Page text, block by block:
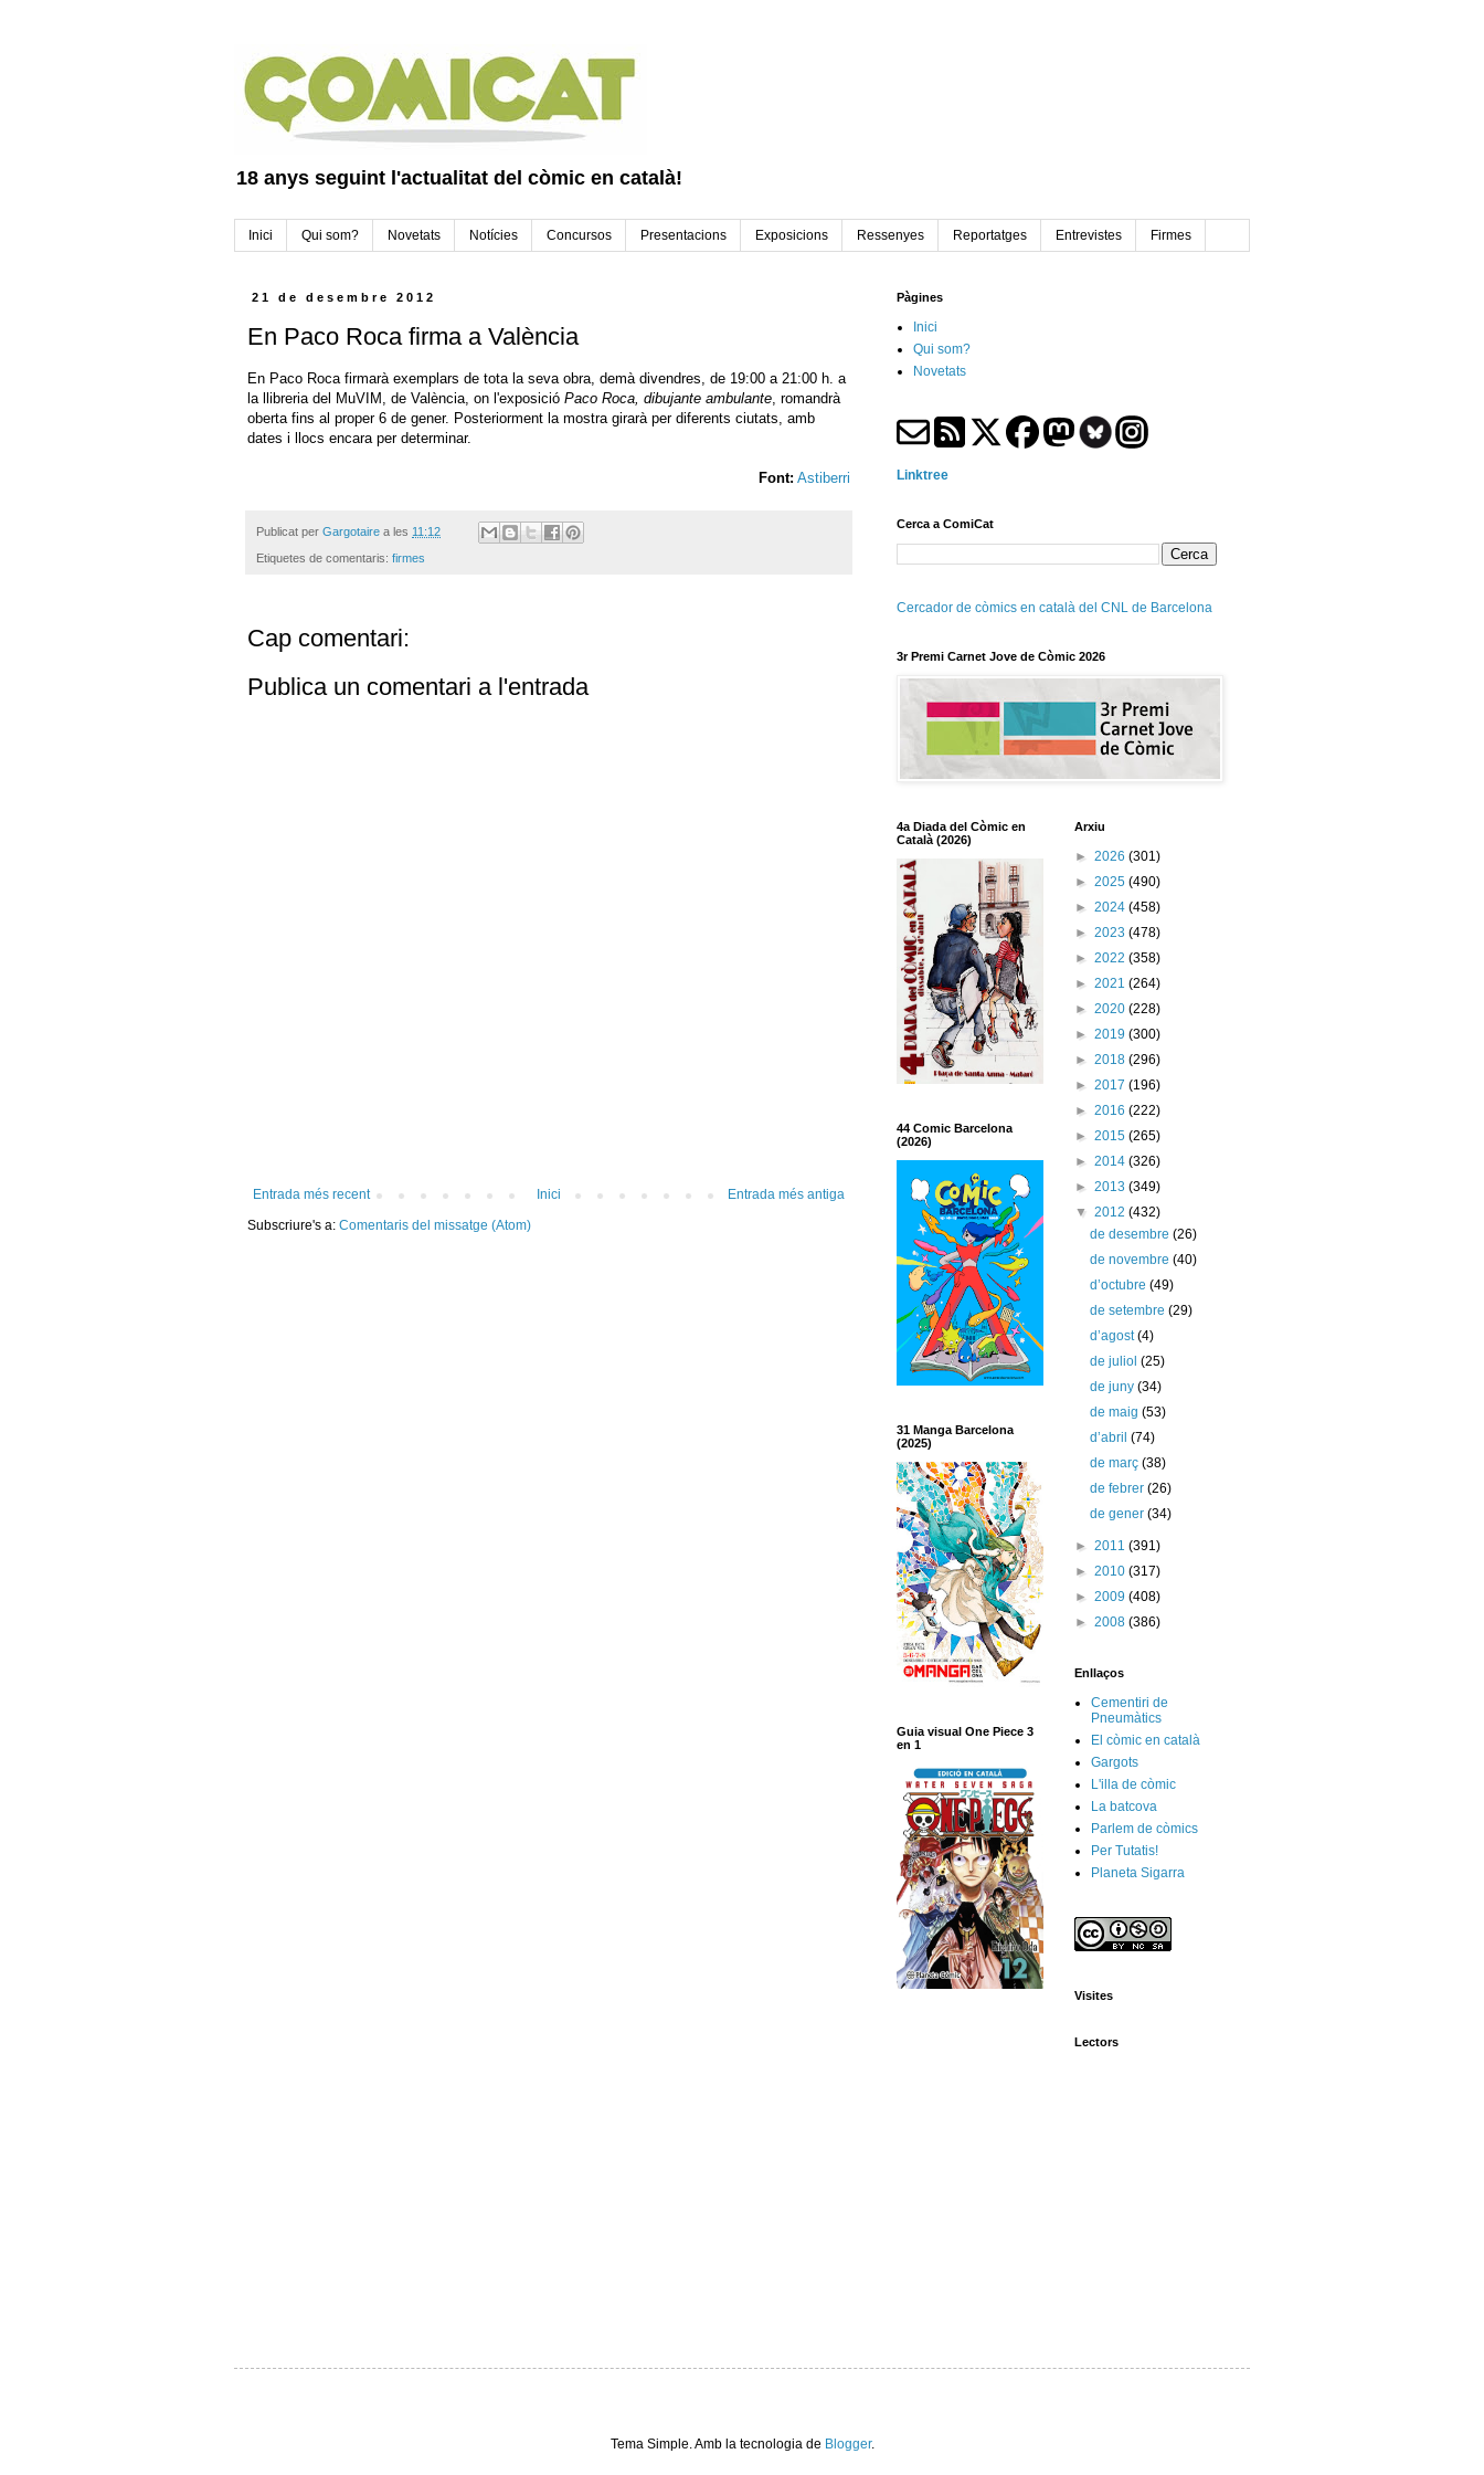
18 anys seguint l'actualitat del còmic en català!
Inici Qui som? Novetats Notícies Concursos Presentacions Exposicions Ressenyes Reportatges Entrevistes Firmes
21 de desembre 2012
En Paco Roca firma a València
En Paco Roca firmarà exemplars de tota la seva obra, demà divendres, de 19:00 a 21:00 h. a
la llibreria del MuVIM, de València, on l'exposició Paco Roca, dibujante ambulante, romandrà
oberta fins al proper 6 de gener. Posteriorment la mostra girarà per diferents ciutats, amb
dates i llocs encara per determinar.
Font: Astiberri
Publicat per Gargotaire a les 11:12
Etiquetes de comentaris: firmes
Cap comentari:
Publica un comentari a l'entrada
Entrada més recent Entrada més antiga
Inici
Subscriure's a: Comentaris del missatge (Atom)
Pàgines
Inici
Qui som?
Novetats
Linktree
Cerca a ComiCat
Cercador de còmics en català del CNL de Barcelona
3r Premi Carnet Jove de Còmic 2026
4a Diada del Còmic en
Català (2026)
44 Comic Barcelona
(2026)
31 Manga Barcelona
(2025)
Guia visual One Piece 3
en 1
Arxiu
► 2026 (301)
► 2025 (490)
► 2024 (458)
► 2023 (478)
► 2022 (358)
► 2021 (264)
► 2020 (228)
► 2019 (300)
► 2018 (296)
► 2017 (196)
► 2016 (222)
► 2015 (265)
► 2014 (326)
► 2013 (349)
▼ 2012 (432)
de desembre(26)
de novembre(40)
d’octubre(49)
de setembre(29)
d’agost(4)
de juliol(25)
de juny(34)
de maig(53)
d’abril(74)
de març(38)
de febrer(26)
de gener(34)
► 2011 (391)
► 2010 (317)
► 2009 (408)
► 2008 (386)
Enllaços
Cementiri de
Pneumàtics
El còmic en català
Gargots
L'illa de còmic
La batcova
Parlem de còmics
Per Tutatis!
Planeta Sigarra
Visites
Lectors
Tema Simple. Amb la tecnologia de Blogger.